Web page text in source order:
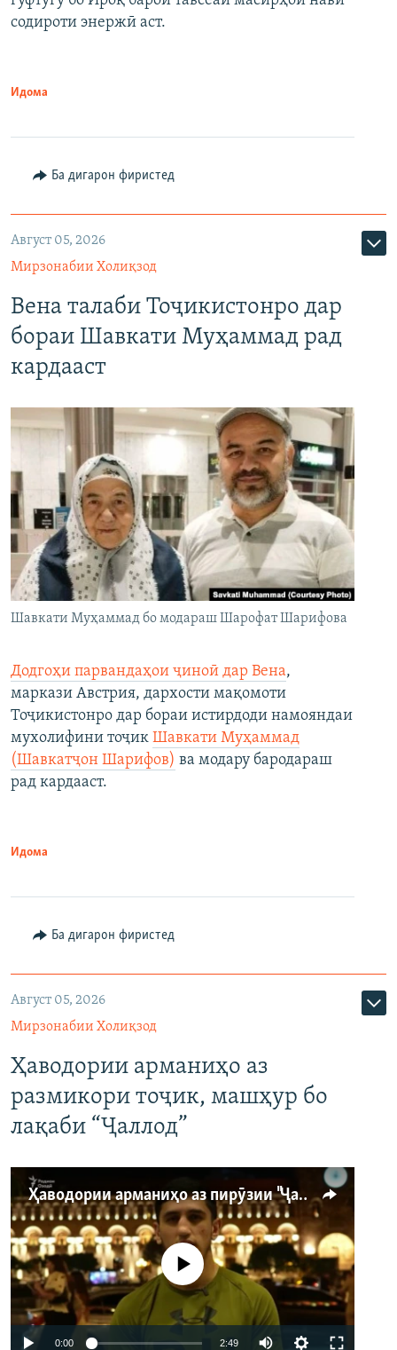
содироти энержӣ аст.
Идома
Ба дигарон фиристед
Август 05, 2026
Мирзонабии Холиқзод
Вена талаби Тоҷикистонро дар
бораи Шавкати Муҳаммад рад
кардааст
Шавкати Муҳаммад бо модараш Шарофат Шарифова
Додгоҳи парвандаҳои ҷиноӣ дар Вена,
маркази Австрия, дархости мақомоти
Тоҷикистонро дар бораи истирдоди намояндаи
мухолифини тоҷик Шавкати Муҳаммад
(Шавкатҷон Шарифов) ва модару бародараш
рад кардааст.
Идома
Ба дигарон фиристед
Август 05, 2026
Мирзонабии Холиқзод
Ҳаводории арманиҳо аз
размикори тоҷик, машҳур бо
лақаби “Ҷаллод”
Ҳаводории арманиҳо аз пирӯзии "Ҷаллод"-и тоҷик
Феълан кор намекунад
0:00 2:49